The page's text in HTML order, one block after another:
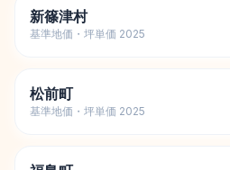
新篠津村
基準地価・坪単価 2025
松前町
基準地価・坪単価 2025